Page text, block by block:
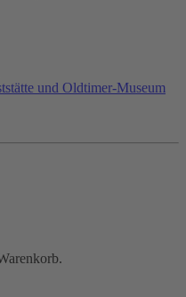
und Oldtimer-Museum